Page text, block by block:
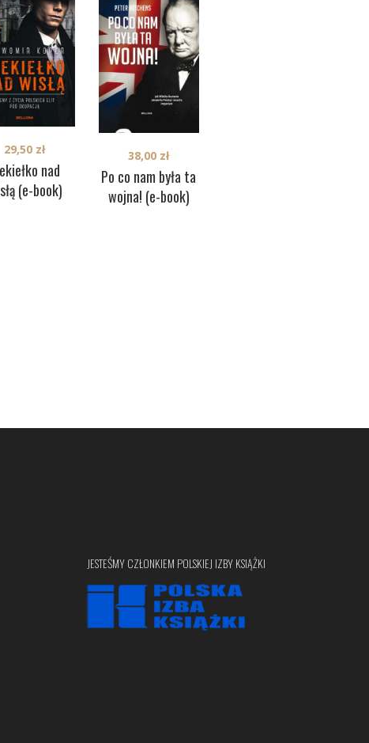
nad
(e-book)
29,50 zł
Po co nam była ta
wojna! (e-book)
38,00 zł
JESTEŚMY CZŁONKIEM POLSKIEJ IZBY KSIĄŻKI